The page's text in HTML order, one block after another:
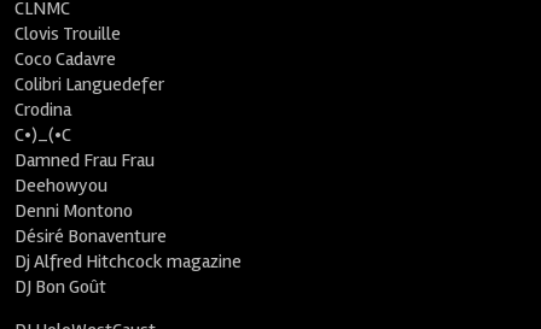
CLNMC
Clovis Trouille
Coco Cadavre
Colibri Languedefer
Crodina
C•)_(•C
Damned Frau Frau
Deehowyou
Denni Montono
Désiré Bonaventure
Dj Alfred Hitchcock magazine
DJ Bon Goût